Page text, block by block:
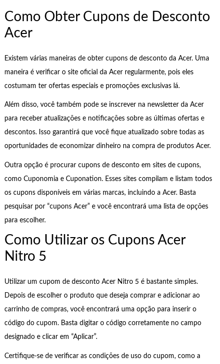
Como Obter Cupons de Desconto
Acer
Existem várias maneiras de obter cupons de desconto da Acer. Uma
maneira é verificar o site oficial da Acer regularmente, pois eles
costumam ter ofertas especiais e promoções exclusivas lá.
Além disso, você também pode se inscrever na newsletter da Acer
para receber atualizações e notificações sobre as últimas ofertas e
descontos. Isso garantirá que você fique atualizado sobre todas as
oportunidades de economizar dinheiro na compra de produtos Acer.
Outra opção é procurar cupons de desconto em sites de cupons,
como Cuponomia e Cuponation. Esses sites compilam e listam todos
os cupons disponíveis em várias marcas, incluindo a Acer. Basta
pesquisar por “cupons Acer” e você encontrará uma lista de opções
para escolher.
Como Utilizar os Cupons Acer
Nitro 5
Utilizar um cupom de desconto Acer Nitro 5 é bastante simples.
Depois de escolher o produto que deseja comprar e adicionar ao
carrinho de compras, você encontrará uma opção para inserir o
código do cupom. Basta digitar o código corretamente no campo
designado e clicar em “Aplicar”.
Certifique-se de verificar as condições de uso do cupom, como a